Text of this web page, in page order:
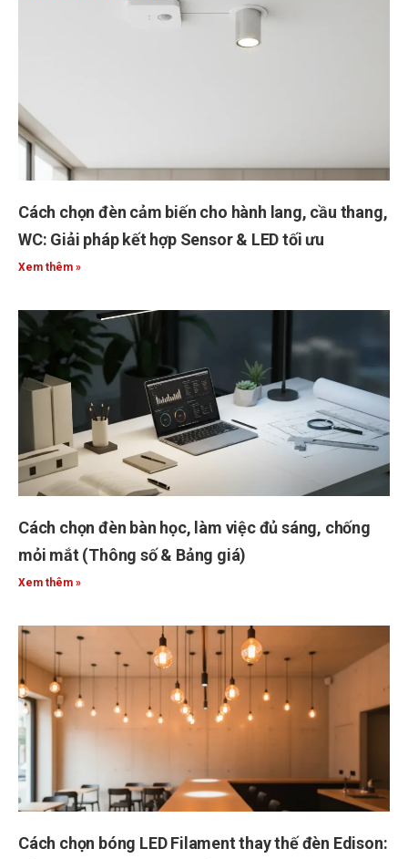
Cách chọn đèn cảm biến cho hành lang, cầu thang,
WC: Giải pháp kết hợp Sensor & LED tối ưu
Xem thêm »
Cách chọn đèn bàn học, làm việc đủ sáng, chống
mỏi mắt (Thông số & Bảng giá)
Xem thêm »
Cách chọn bóng LED Filament thay thế đèn Edison: